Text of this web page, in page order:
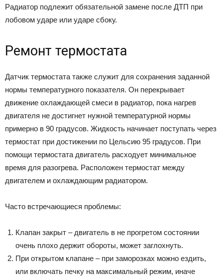
Радиатор подлежит обязательной замене после ДТП при
лобовом ударе или ударе сбоку.
Ремонт термостата
Датчик термостата также служит для сохранения заданной
нормы температурного показателя. Он перекрывает
движение охлаждающей смеси в радиатор, пока нагрев
двигателя не достигнет нужной температурной нормы
примерно в 90 градусов. Жидкость начинает поступать через
термостат при достижении по Цельсию 95 градусов. При
помощи термостата двигатель расходует минимальное
время для разогрева. Расположен термостат между
двигателем и охлаждающим радиатором.
Часто встречающиеся проблемы:
Клапан закрыт – двигатель в не прогретом состоянии
очень плохо держит обороты, может заглохнуть.
При открытом клапане – при заморозках можно ездить,
или включать печку на максимальный режим, иначе